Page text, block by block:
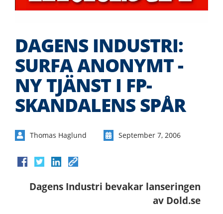
DAGENS INDUSTRI:
SURFA ANONYMT -
NY TJÄNST I FP-
SKANDALENS SPÅR
Thomas Haglund September 7, 2006
Dagens Industri bevakar lanseringen
av Dold.se